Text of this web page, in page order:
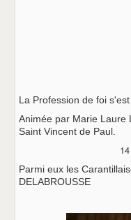
La Profession de foi
Animée par Marie Laure
Saint Vincent de Paul.
Parmi eux les
DELABROUSSE